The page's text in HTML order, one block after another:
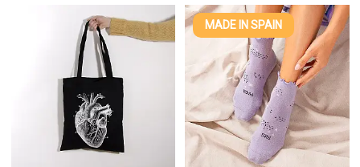
MADE IN SPAIN